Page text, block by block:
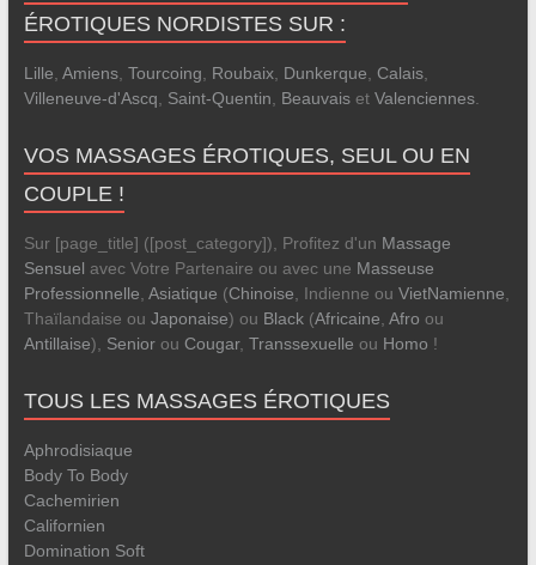
ÉROTIQUES NORDISTES SUR :
Lille Amiens, Tourcoing Roubaix, Dunkerque Calais,
Villeneuve-d'Ascq
Saint-Quentin Beauvaiset Valenciennes.
VOS MASSAGES ÉROTIQUES, SEUL OU EN
COUPLE !
Sur [page_title] ([post_category]), Profitez d'un Massage
Sensuel avec Votre Partenaire ou avec une Masseuse
Professionnelle Asiatique (Chinoise , Indienne ou VietNamienne
Thaïlandaise ou Japonaise) ou Black(Africaine Afro ou
Antillaise), Seniorou Cougar, Transsexuelle ou Homo !
TOUS LES MASSAGES ÉROTIQUES
Aphrodisiaque
Body To Body
Cachemirien
Californien
Domination Soft